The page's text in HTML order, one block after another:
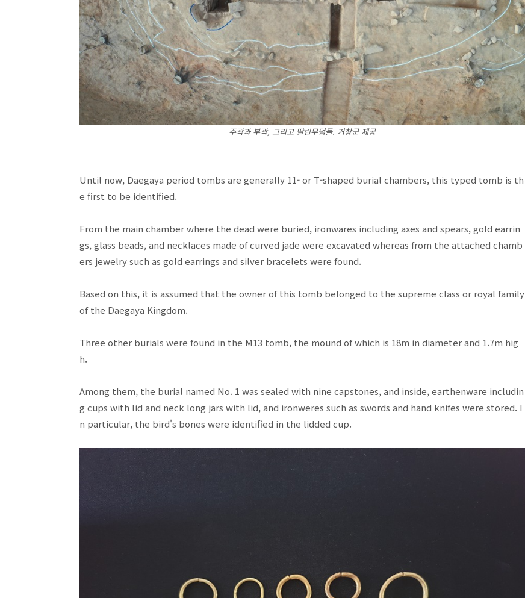
주곽과 부곽, 그리고 딸린무덤들. 거창군 제공
Until now, Daegaya period tombs are generally 11- or T-shaped burial chambers, this typed tomb is th
e first to be identified.
From the main chamber where the dead were buried, ironwares including axes and spears, gold earrin
gs, glass beads, and necklaces made of curved jade were excavated whereas from the attached chamb
ers jewelry such as gold earrings and silver bracelets were found.
Based on this, it is assumed that the owner of this tomb belonged to the supreme class or royal family
of the Daegaya Kingdom.
Three other burials were found in the M13 tomb, the mound of which is 18m in diameter and 1.7m hig
h.
Among them, the burial named No. 1 was sealed with nine capstones, and inside, earthenware includin
g cups with lid and neck long jars with lid, and ironweres such as swords and hand knifes were stored. I
n particular, the bird's bones were identified in the lidded cup.